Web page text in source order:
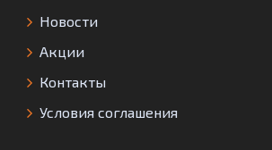
Новости
Акции
Контакты
Условия соглашения